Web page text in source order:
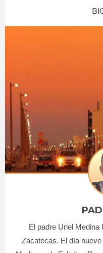
El padre Uriel
Zacatecas. El día